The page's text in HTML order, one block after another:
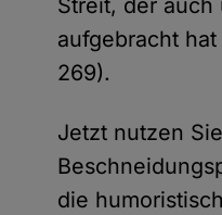
Streit, der
aufgebracht
269).
Jetzt nutzen
die